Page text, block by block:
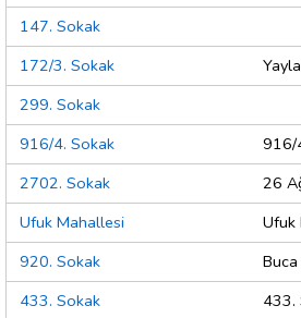
147. Sokak
172/3. Sokak
299. Sokak
916/4. Sokak
916/
2702. Sokak
26
Ufuk Mahallesi
Ufuk
920. Sokak
433. Sokak
433.